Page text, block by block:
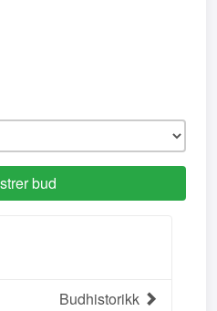
Budhistorikk